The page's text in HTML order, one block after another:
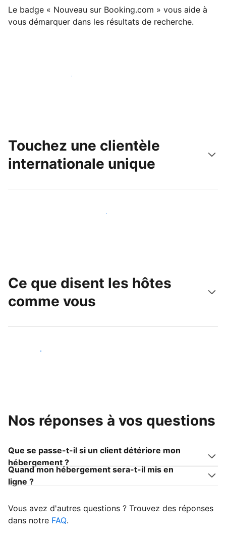
Le badge « Nouveau sur Booking.com » vous aide à
vous démarquer dans les résultats de recherche.
Lancez-vous dès aujourd'hui
Touchez une clientèle
internationale unique
Touchez une nouvelle clientèle dès aujourd'hui
Ce que disent les hôtes
comme vous
Devenir hôte
Nos réponses à vos questions
Que se passe-t-il si un client détériore mon
hébergement ?
Quand mon hébergement sera-t-il mis en
ligne ?
Vous avez d'autres questions ? Trouvez des réponses
dans notre FAQ.